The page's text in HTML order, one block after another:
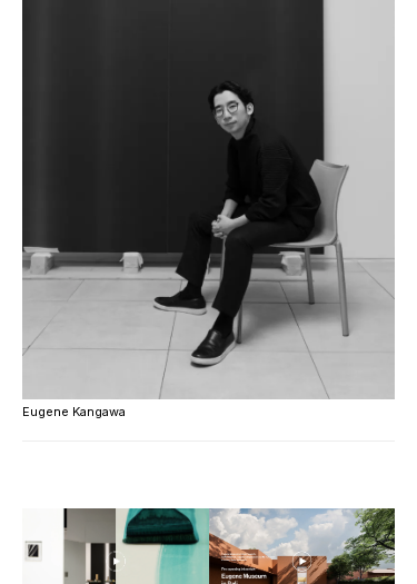
Eugene Kangawa